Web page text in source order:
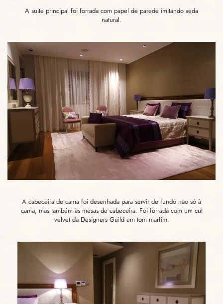
A suite principal foi forrada com papel de parede imitando seda
natural.
A cabeceira de cama foi desenhada para servir de fundo não só à
cama, mas também às mesas de cabeceira. Foi forrada com um cut
velvet da Designers Guild em tom marfim.